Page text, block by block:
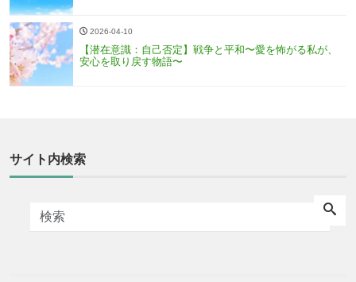
2026-04-10
【潜在意識：自己否定】戦争と平和〜愛を怖がる私が、
安心を取り戻す物語〜
サイト内検索